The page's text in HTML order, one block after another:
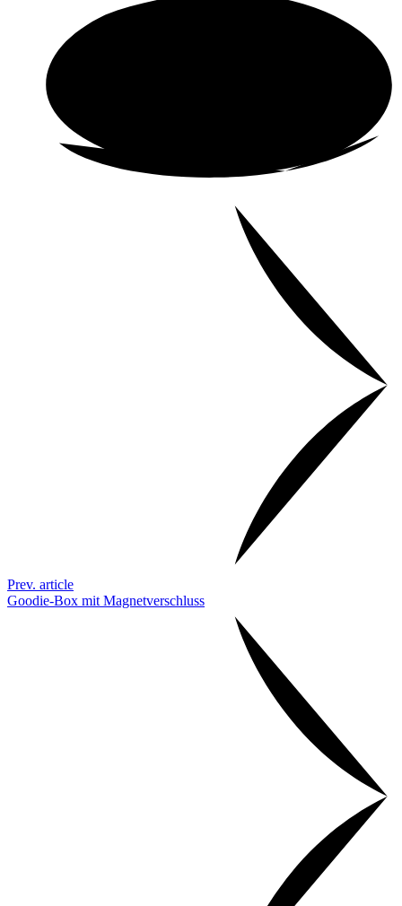
Prev. article
Goodie-Box mit Magnetverschluss